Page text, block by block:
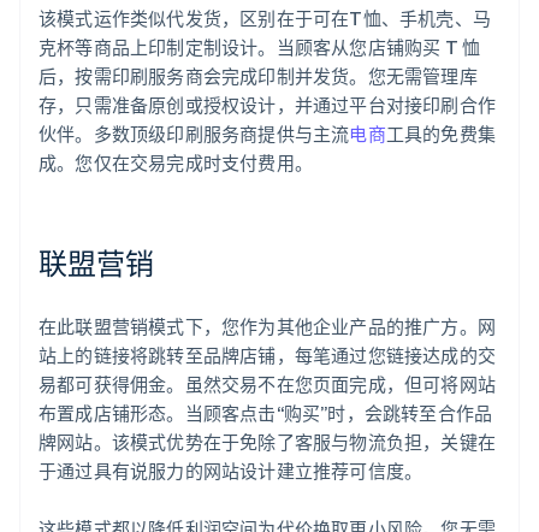
该模式运作类似代发货，区别在于可在T恤、手机壳、马
克杯等商品上印制定制设计。当顾客从您店铺购买 T 恤
后，按需印刷服务商会完成印制并发货。您无需管理库
存，只需准备原创或授权设计，并通过平台对接印刷合作
伙伴。多数顶级印刷服务商提供与主流电商工具的免费集
成。您仅在交易完成时支付费用。
联盟营销
在此联盟营销模式下，您作为其他企业产品的推广方。网
站上的链接将跳转至品牌店铺，每笔通过您链接达成的交
易都可获得佣金。虽然交易不在您页面完成，但可将网站
布置成店铺形态。当顾客点击“购买”时，会跳转至合作品
牌网站。该模式优势在于免除了客服与物流负担，关键在
于通过具有说服力的网站设计建立推荐可信度。